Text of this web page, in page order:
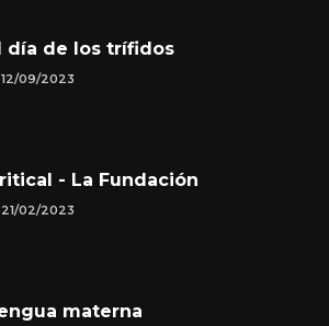
día de los trífidos
12/09/2023
- La Fundación
21/02/2023
materna